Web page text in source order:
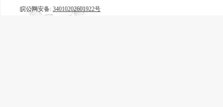
皖公网安备: 34010202601922号